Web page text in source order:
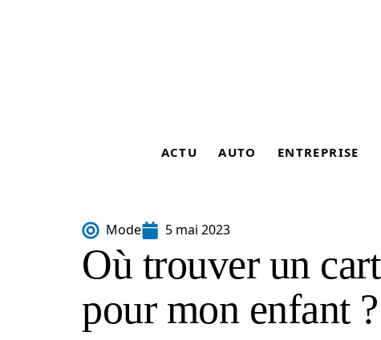
ACTU AUTO ENTREPRISE
Mode 5 mai 2023
Où trouver un
pour mon enfant ?